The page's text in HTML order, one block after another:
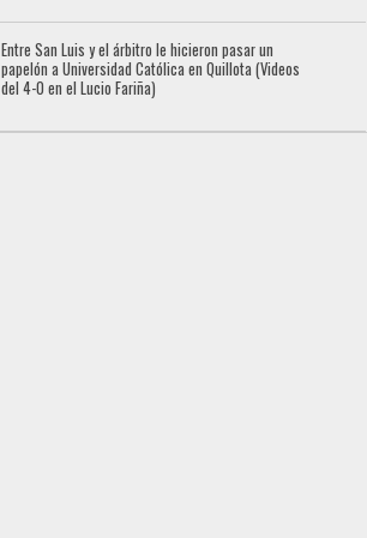
Entre San Luis y el árbitro le hicieron pasar un
papelón a Universidad Católica en Quillota (Videos
del 4-0 en el Lucio Fariña)